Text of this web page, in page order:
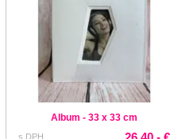
Album - 33 x 33 cm
s DPH